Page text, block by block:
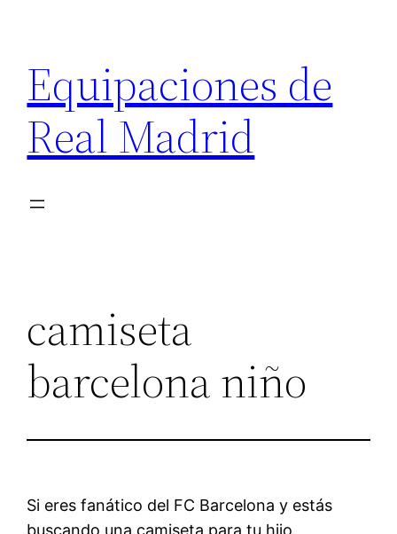
contenido
Equipaciones de
Real Madrid
camiseta
barcelona niño
Si eres fanático del FC Barcelona y estás
buscando una camiseta para tu hijo,